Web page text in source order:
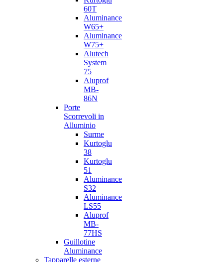
60T
Aluminance
W65+
Aluminance
W75+
Alutech
System
75
Aluprof
MB-
86N
Porte
Scorrevoli in
Alluminio
Surme
Kurtoglu
38
Kurtoglu
51
Aluminance
S32
Aluminance
LS55
Aluprof
MB-
77HS
Guillotine
Aluminance
Tapparelle esterne